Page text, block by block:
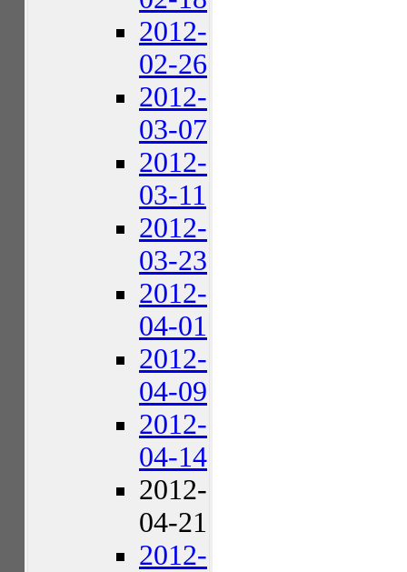
2012-
02-26
2012-
03-07
2012-
03-11
2012-
03-23
2012-
04-01
2012-
04-09
2012-
04-14
2012-
04-21
2012-